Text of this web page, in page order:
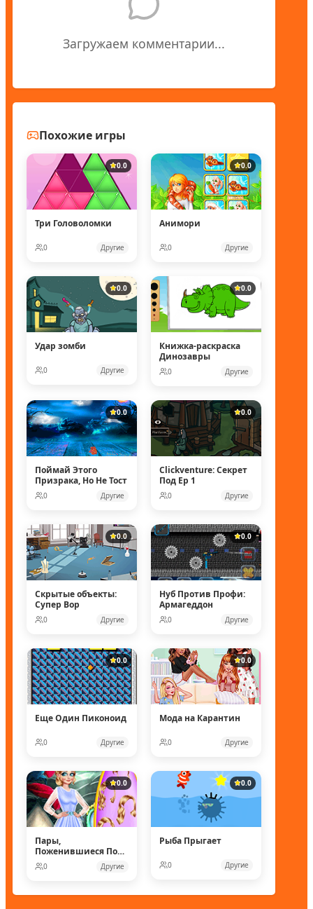
Загружаем комментарии...
Похожие игры
0.0
Три Головоломки
0 Другие
0.0
Анимори
0 Другие
0.0
Удар зомби
0 Другие
0.0
Книжка-раскраска
Динозавры
0 Другие
0.0
Поймай Этого
Призрака, Но Не Тост
0 Другие
0.0
Clickventure: Секрет
Под Ep 1
0 Другие
0.0
Скрытые объекты:
Супер Вор
0 Другие
0.0
Нуб Против Профи:
Армагеддон
0 Другие
0.0
Еще Один Пиконоид
0 Другие
0.0
Мода на Карантин
0 Другие
0.0
Пары,
Поженившиеся Под
Водой
0 Другие
0.0
Рыба Прыгает
0 Другие